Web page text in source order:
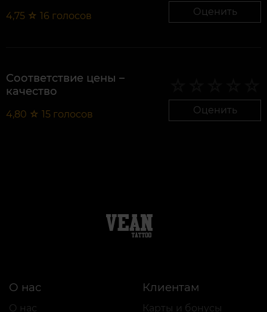
4,75 ☆ 16 голосов Оценить
Соответствие цены –
качество
4,80 ☆ 15 голосов Оценить
О нас
О нас
Клиентам
Карты и бонусы